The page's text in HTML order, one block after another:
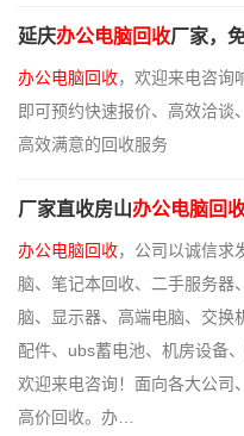
延庆办公电脑回收厂家，
办公电脑回收，欢迎来电咨询
即可预约快速报价、高效洽谈
高效满意的回收服务
厂家直收房山办公电脑回
办公电脑回收，公司以诚信求
脑、笔记本回收、二手服务器
脑、显示器、高端电脑、交换
配件、ubs蓄电池、机房设备
欢迎来电咨询！面向各大公司
高价回收。办…